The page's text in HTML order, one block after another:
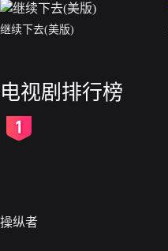
继续下去(美版)
电视剧排行榜
操纵者